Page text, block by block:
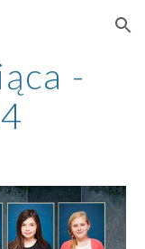
Skip to navigation
-